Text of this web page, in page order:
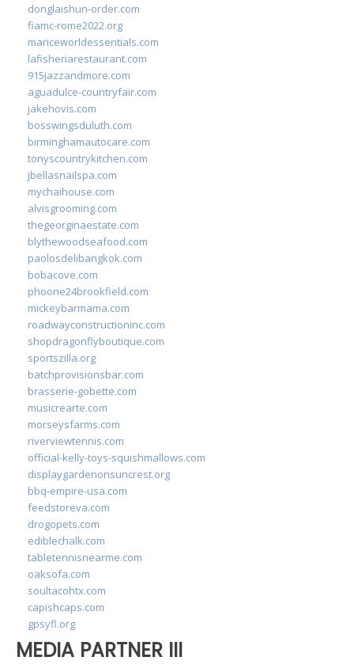
donglaishun-order.com
fiamc-rome2022.org
mariceworldessentials.com
lafisheriarestaurant.com
915jazzandmore.com
aguadulce-countryfair.com
jakehovis.com
bosswingsduluth.com
birminghamautocare.com
tonyscountrykitchen.com
jbellasnailspa.com
mychaihouse.com
alvisgrooming.com
thegeorginaestate.com
blythewoodseafood.com
paolosdelibangkok.com
bobacove.com
phoone24brookfield.com
mickeybarmama.com
roadwayconstructioninc.com
shopdragonflyboutique.com
sportszilla.org
batchprovisionsbar.com
brasserie-gobette.com
musicrearte.com
morseysfarms.com
riverviewtennis.com
official-kelly-toys-squishmallows.com
displaygardenonsuncrest.org
bbq-empire-usa.com
feedstoreva.com
drogopets.com
ediblechalk.com
tabletennisnearme.com
oaksofa.com
soultacohtx.com
capishcaps.com
gpsyfl.org
MEDIA PARTNER III